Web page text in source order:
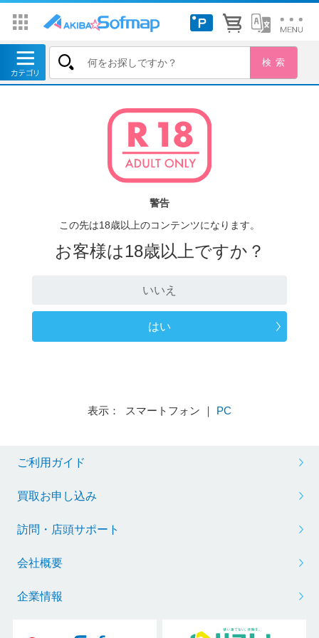
警告
この先は18歳以上のコンテンツになります。
お客様は18歳以上ですか？
いいえ
はい
表示： スマートフォン ｜ PC
ご利用ガイド
買取お申し込み
訪問・店頭サポート
会社概要
企業情報